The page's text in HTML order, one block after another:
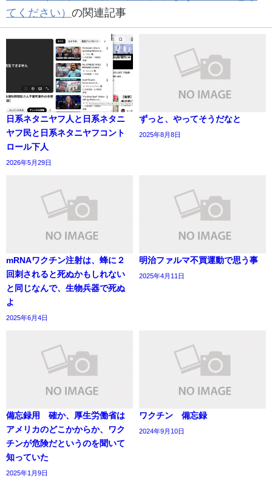
てください） の関連記事
日系ネタニヤフ人と日系ネタニ
ヤフ民と日系ネタニヤフコント
ロール下人
2026年5月29日
ずっと、やってそうだなと
2025年8月8日
mRNAワクチン注射は、蜂に２
回刺されると死ぬかもしれない
と同じなんで、生物兵器で死ぬ
よ
2025年6月4日
明治ファルマ不買運動で思う事
2025年4月11日
備忘録用 確か、厚生労働省は
アメリカのどこかからか、ワク
チンが危険だというのを聞いて
知っていた
2025年1月9日
ワクチン 備忘録
2024年9月10日